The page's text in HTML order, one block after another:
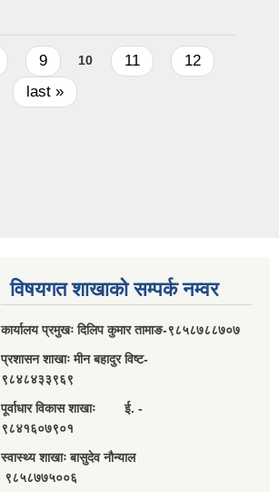
9 10 11
12
last »
विषयगत शाखाको सम्पर्क नम्वर
कार्यालय प्रमुखः दिलिप कुमार तामाङ-९८५८७८८७०७
प्रशासन शाखाः मीन बहादुर विष्ट-
९८४८४३३९६९
पूर्वाधार विकास शाखाः ई. -
९८४१६०७९०१
स्वास्थ्य शाखाः बासुदेव नौन्याल
९८५८७७५००६